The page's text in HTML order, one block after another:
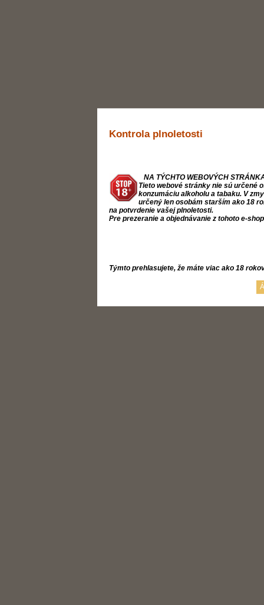
Kontrola plnoletosti
NA TÝCHTO WEBOVÝCH
Tieto webové stránky nie sú určené
konzumáciu alkoholu a tabaku. V
určený len osobám starším ako 18
na potvrdenie vašej plnoletosti.
Pre prezeranie a objednávanie z tohoto e-
Týmto prehlasujete, že máte viac ako 18